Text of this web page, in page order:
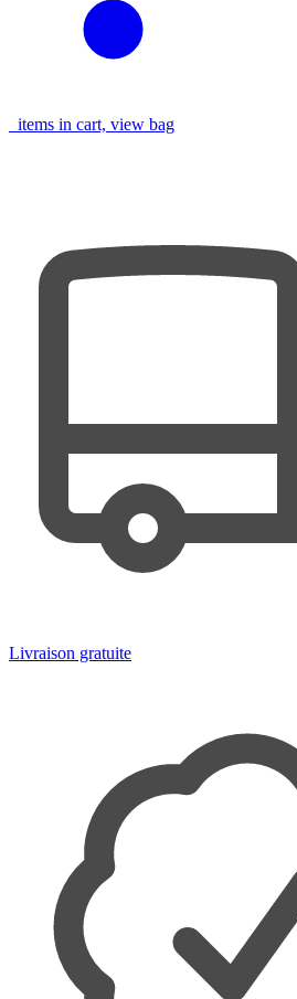
items in cart, view bag
Livraison gratuite